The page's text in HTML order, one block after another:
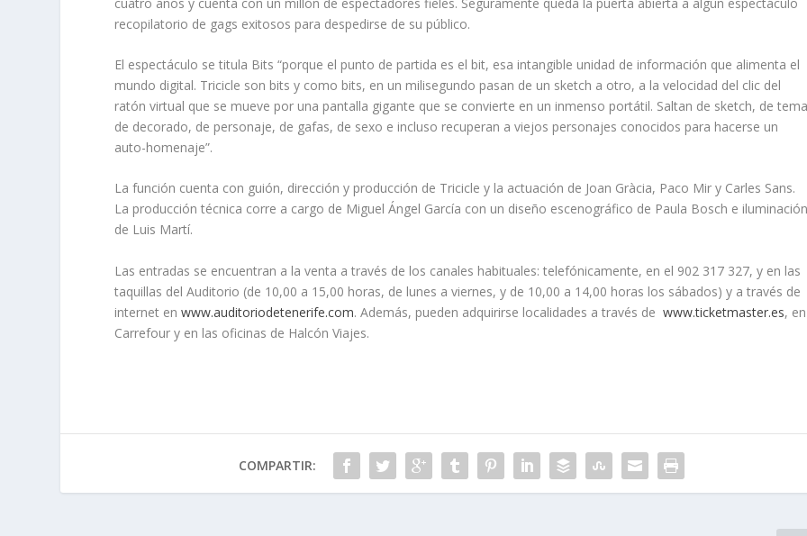
recopilatorio de gags exitosos para despedirse de su público.
El espectáculo se titula Bits “porque el punto de partida es el bit, esa intangible unidad de información que alimenta el
mundo digital. Tricicle son bits y como bits, en un milisegundo pasan de un sketch a otro, a la velocidad del clic del
ratón virtual que se mueve por una pantalla gigante que se convierte en un inmenso portátil. Saltan de sketch, de
de decorado, de personaje, de gafas, de sexo e incluso recuperan a viejos personajes conocidos para hacerse un
auto-homenaje”.
La función cuenta con guión, dirección y producción de Tricicle y la actuación de Joan Gràcia, Paco Mir y Carles Sans.
La producción técnica corre a cargo de Miguel Ángel García con un diseño escenográfico de Paula Bosch e
de Luis Martí.
Las entradas se encuentran a la venta a través de los canales habituales: telefónicamente, en el 902 317 327, y en las
taquillas del Auditorio (de 10,00 a 15,00 horas, de lunes a viernes, y de 10,00 a 14,00 horas los sábados) y a través de
internet enwww.auditoriodetenerife.com. Además, pueden adquirirse localidades a través dewww.ticketmaster.es, en
Carrefour y en las oficinas de Halcón Viajes.
COMPARTIR: